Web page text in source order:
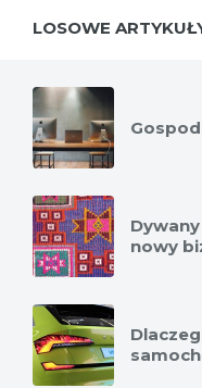
LOSOWE
nowy